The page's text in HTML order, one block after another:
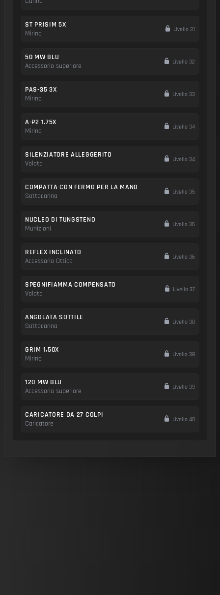
ST PRISIM 5X
Mirino
Livello 31
50 MW BLU
Accessorio superiore
Livello 32
PAS-35 3X
Mirino
Livello 33
A-P2 1.75X
Mirino
Livello 34
SILENZIATORE ALLEGGERITO
Volata
Livello 34
COMPATTA CON FERMO PER LA MANO
Sottocanna
Livello 35
NUCLEO DI TUNGSTENO
Munizioni
Livello 36
REFLEX INCLINATO
Accessorio Ottica
Livello 36
SPEGNIFIAMMA COMPENSATO
Volata
Livello 37
ANGOLATA SOTTILE
Sottocanna
Livello 38
GRIM 1,50X
Mirino
Livello 38
120 MW BLU
Accessorio superiore
Livello 39
CARICATORE DA 27 COLPI
Caricatore
Livello 40